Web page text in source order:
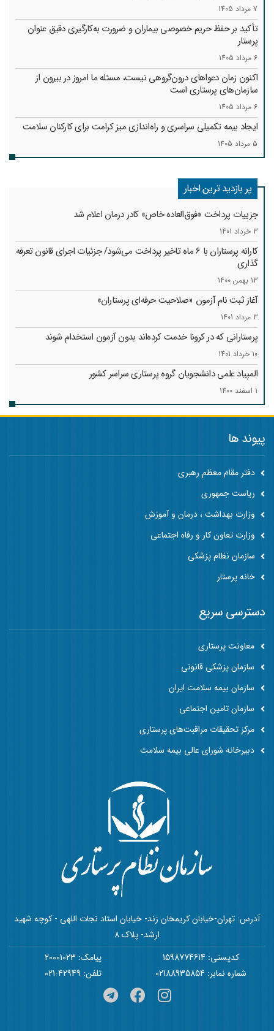
7 مرداد 1405
تأکید بر حفظ حریم خصوصی بیماران و ضرورت به‌کارگیری دقیق عنوان
پرستار
6 مرداد 1405
اکنون زمان دعواهای درون‌گروهی نیست، مسئله ما امروز در بیرون از
سازمان‌های پرستاری است
6 مرداد 1405
ایجاد بیمه تکمیلی سراسری و راه‌اندازی میز کرامت برای کارکنان سلامت
5 مرداد 1405
پر بازدید ترین اخبار
جزییات پرداخت «فوق‌العاده خاص» کادر درمان اعلام شد
3 خرداد 1401
کارانه‌ پرستاران با 6 ماه تاخیر پرداخت می‌شود/ جزئیات اجرای قانون تعرفه
گذاری
13 بهمن 1400
آغاز ثبت نام آزمون «صلاحیت حرفه‌ای پرستاران»
3 مرداد 1401
پرستارانی که در کرونا خدمت کرد‌ه‌اند بدون آزمون استخدام شوند
10 خرداد 1401
المپیاد علمی دانشجویان گروه پرستاری سراسر کشور
1 اسفند 1400
پیوند ها
دفتر مقام معظم رهبری
ریاست جمهوری
وزارت بهداشت ، درمان و آموزش
وزارت تعاون کار و رفاه اجتماعی
سازمان نظام پزشکی
خانه پرستار
آدرس: تهران-خیابان کریمخان زند- خیابان استاد نجات اللهی - کوچه شهید
ارشد- پلاک 8
کدپستی: 1598774614
پیامک: 20001023
شماره نمابر: 02188935854
تلفن: 42949-021
دسترسی سریع
معاونت پرستاری
سازمان پزشکی قانونی
سازمان بیمه سلامت ایران
سازمان تامین اجتماعی
مرکز تحقیقات مراقبت‌های پرستاری
دبیرخانه شورای عالی بیمه سلامت